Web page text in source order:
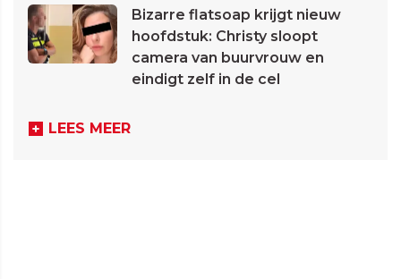
Bizarre flatsoap krijgt nieuw
hoofdstuk: Christy sloopt
camera van buurvrouw en
eindigt zelf in de cel
LEES MEER